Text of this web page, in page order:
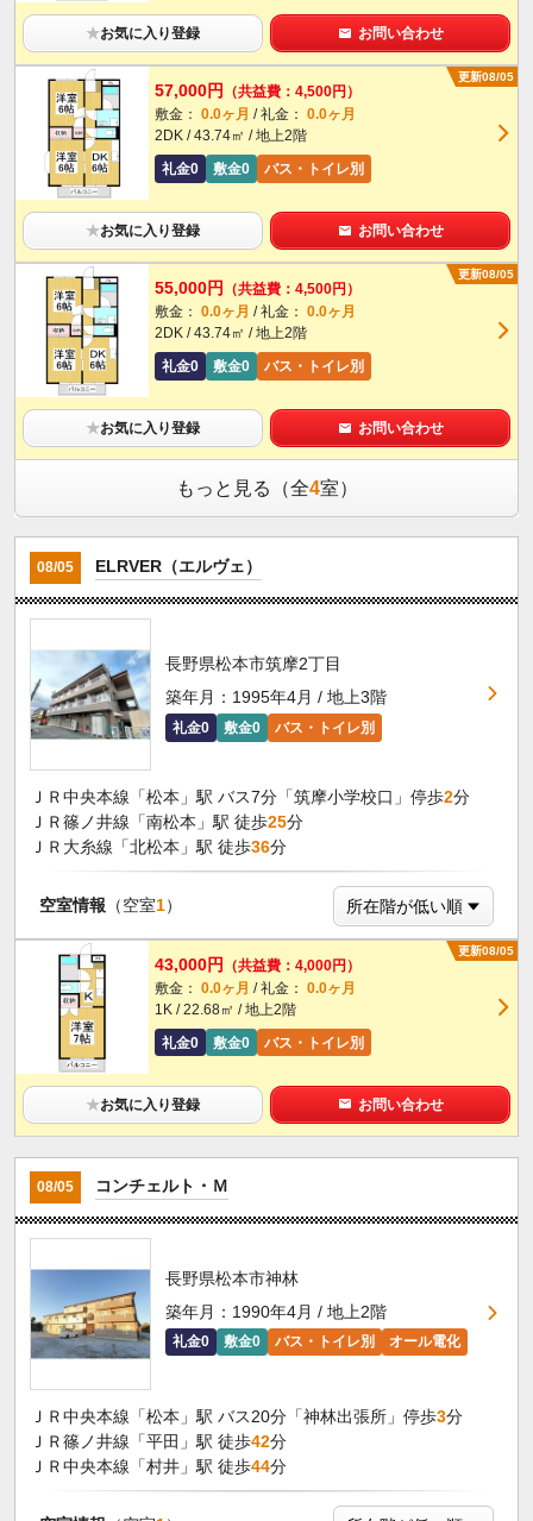
★お気に入り登録 お問い合わせ
更新08/05
57,000円
（共益費：4,500円）
敷金： 0.0ヶ月 / 礼金： 0.0ヶ月
2DK / 43.74㎡ / 地上2階
礼金0
敷金0 バス・トイレ別
★お気に入り登録 お問い合わせ
更新08/05
55,000円
（共益費：4,500円）
敷金： 0.0ヶ月 / 礼金： 0.0ヶ月
2DK / 43.74㎡ / 地上2階
礼金0
敷金0 バス・トイレ別
★お気に入り登録 お問い合わせ
もっと見る（全4室）
08/05 ELRVER（エルヴェ）
長野県松本市筑摩2丁目
築年月：1995年4月 / 地上3階
礼金0 敷金0 バス・トイレ別
ＪＲ中央本線「松本」駅 バス7分「筑摩小学校口」停歩2分
ＪＲ篠ノ井線「南松本」駅 徒歩25分
ＪＲ大糸線「北松本」駅 徒歩36分
空室情報 （空室1）
更新08/05
43,000円
（共益費：4,000円）
敷金： 0.0ヶ月 / 礼金： 0.0ヶ月
1K / 22.68㎡ / 地上2階
礼金0
敷金0 バス・トイレ別
★お気に入り登録 お問い合わせ
08/05 コンチェルト・Ｍ
長野県松本市神林
築年月：1990年4月 / 地上2階
礼金0 敷金0 バス・トイレ別 オール電化
ＪＲ中央本線「松本」駅 バス20分「神林出張所」停歩3分
ＪＲ篠ノ井線「平田」駅 徒歩42分
ＪＲ中央本線「村井」駅 徒歩44分